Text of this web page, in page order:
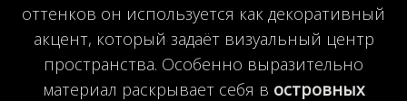
оттенков он используется как декоративный
акцент, который задаёт визуальный центр
пространства. Особенно выразительно
материал раскрывает себя в островных